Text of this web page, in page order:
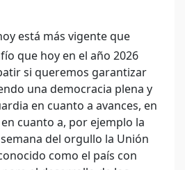
está más vigente que
que hoy en el año 2026
si queremos garantizar
una democracia plena y
en cuanto a avances, en
cuanto a, por ejemplo la
del orgullo la Unión
como el país con